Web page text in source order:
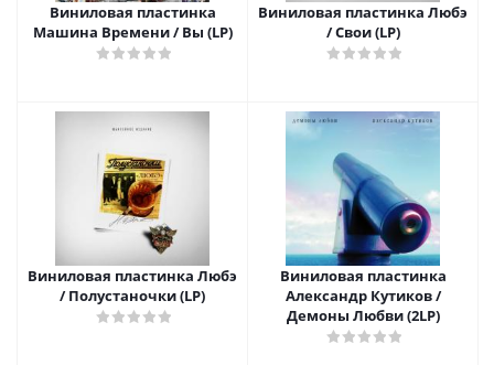
Виниловая пластинка
Машина Времени / Вы (LP)
Виниловая пластинка Любэ
/ Свои (LP)
Виниловая пластинка Любэ
/ Полустаночки (LP)
Виниловая пластинка
Александр Кутиков /
Демоны Любви (2LP)